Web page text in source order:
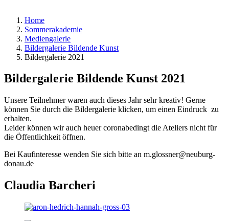
Home
Sommerakademie
Mediengalerie
Bildergalerie Bildende Kunst
Bildergalerie 2021
Bildergalerie Bildende Kunst 2021
Unsere Teilnehmer waren auch dieses Jahr sehr kreativ! Gerne
können Sie durch die Bildergalerie klicken, um einen Eindruck zu
erhalten.
Leider können wir auch heuer coronabedingt die Ateliers nicht für
die Öffentlichkeit öffnen.
Bei Kaufinteresse wenden Sie sich bitte an m.glossner@neuburg-
donau.de
Claudia Barcheri